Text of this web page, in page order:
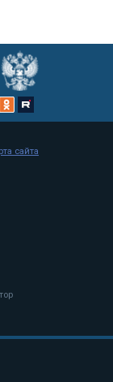
сайта